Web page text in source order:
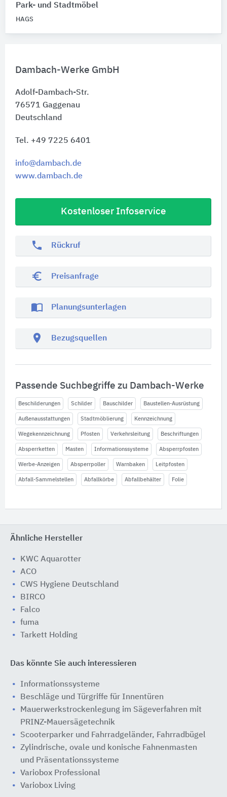
Dambach-Werke GmbH
Adolf-Dambach-Str.
76571 Gaggenau
Deutschland
Tel. +49 7225 6401
info@dambach.de
www.dambach.de
Kostenloser Infoservice
phone Rückruf
euro_symbol Preisanfrage
import_contacts Planungsunterlagen
location_on Bezugsquellen
Passende Suchbegriffe zu Dambach-Werke
Beschilderungen Schilder Bauschilder Baustellen-Ausrüstung
Außenausstattungen Stadtmöblierung Kennzeichnung
Wegekennzeichnung Pfosten Verkehrsleitung Beschriftungen
Absperrketten Masten Informationssysteme Absperrpfosten
Werbe-Anzeigen Absperrpoller Warnbaken Leitpfosten
Abfall-Sammelstellen Abfallkörbe Abfallbehälter Folie
Park- und Stadtmöbel
HAGS
Ähnliche Hersteller
KWC Aquarotter
ACO
CWS Hygiene Deutschland
BIRCO
Falco
fuma
Tarkett Holding
Das könnte Sie auch interessieren
Informationssysteme
Beschläge und Türgriffe für Innentüren
Mauerwerkstrockenlegung im Sägeverfahren mit
PRINZ-Mauersägetechnik
Scooterparker und Fahrradgeländer, Fahrradbügel
Zylindrische, ovale und konische Fahnenmasten
und Präsentationssysteme
Variobox Professional
Variobox Living